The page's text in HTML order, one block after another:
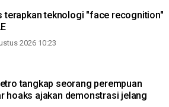
terapkan teknologi "face recognition"
2026 10:23
tangkap seorang perempuan
hoaks ajakan demonstrasi jelang